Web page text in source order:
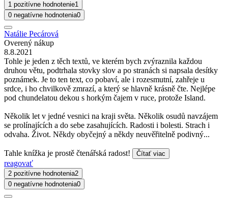
1 pozitívne hodnotenie1
0 negatívne hodnotenia0
Natálie Pecárová
Overený nákup
8.8.2021
Tohle je jeden z těch textů, ve kterém bych zvýraznila každou
druhou větu, podtrhala stovky slov a po stranách si napsala desítky
poznámek. Je to ten text, co pobaví, ale i rozesmutní, zahřeje u
srdce, i ho chvilkově zmrazí, a který se hlavně krásně čte. Nejlépe
pod chundelatou dekou s horkým čajem v ruce, protože Island.
Několik let v jedné vesnici na kraji světa. Několik osudů navzájem
se prolínajících a do sebe zasahujících. Radosti i bolesti. Strach i
odvaha. Život. Někdy obyčejný a někdy neuvěřitelně podivný...
Tahle knížka je prostě čtenářská radost! Čítať viac
reagovať
2 pozitívne hodnotenia2
0 negatívne hodnotenia0